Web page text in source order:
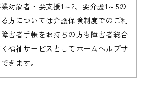
対象者・要支援1～2、要介護1～5の
方については介護保険制度でのご利
害者手帳をお持ちの方も障害者総合
福祉サービスとしてホームヘルプサ
きます。